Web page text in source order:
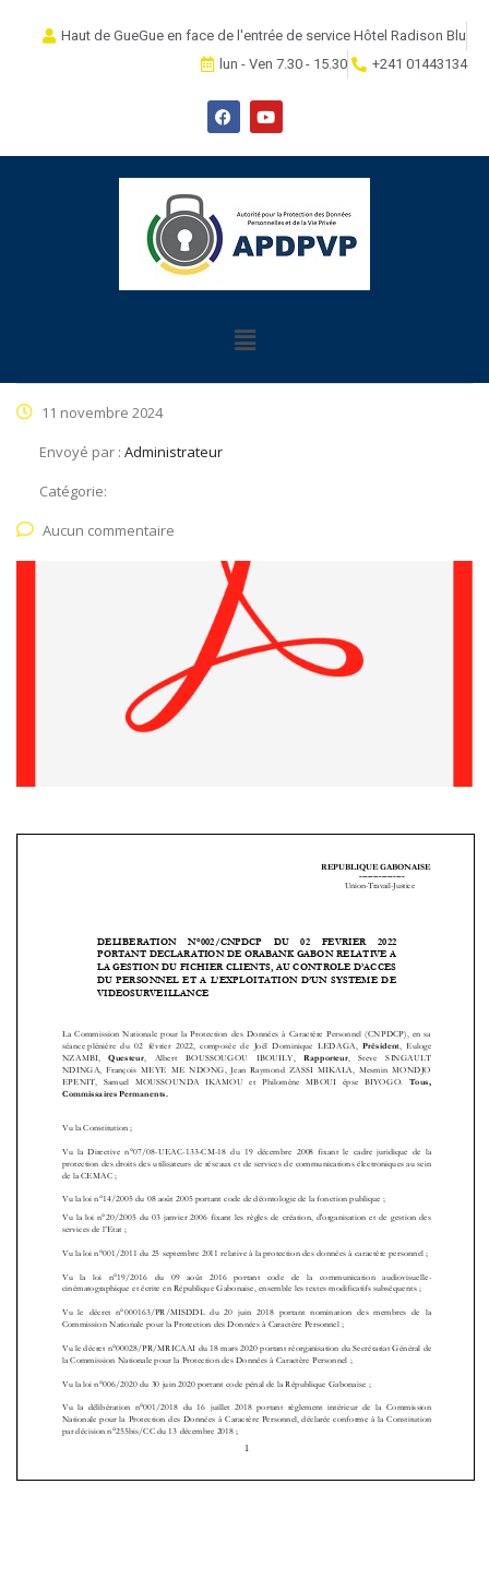
Haut de GueGue en face de l'entrée de service Hôtel Radison Blu
lun - Ven 7.30 - 15.30
+241 01443134
11 novembre 2024
Envoyé par : Administrateur
Catégorie:
Aucun commentaire